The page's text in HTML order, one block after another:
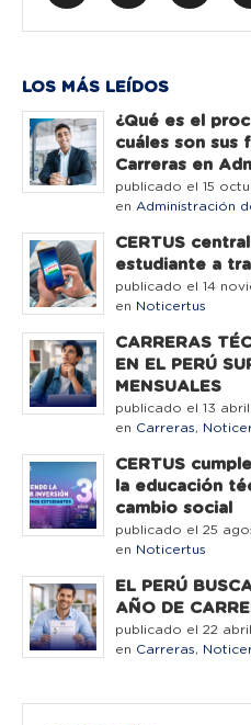
LOS MÁS LEÍDOS
¿Qué es el
cuáles son sus
Carreras en
publicado el 15
en Administración
CERTUS
estudiante a
publicado el 14
en Noticertus
CARRERAS
EN EL PERÚ
MENSUALES
publicado el 13
en Carreras,
CERTUS
la educación
cambio social
publicado el 25
en Noticertus
EL PERÚ
AÑO DE
publicado el 22
en Carreras,